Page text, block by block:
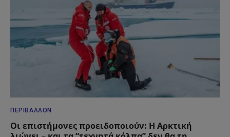
ΠΕΡΙΒΆΛΛΟΝ
Οι επιστήμονες προειδοποιούν: Η Αρκτική